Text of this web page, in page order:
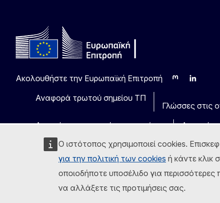
Ο ιστότοπος χρησιμοποιεί cookies.
για την πολιτική των cookies ή κάντε κλικ
οποιοδήποτε υποσέλιδο για περισσότερες
να αλλάξετε τις προτιμήσεις σας.
Ακολουθήστε την Ευρωπαϊκή Επιτροπή
MastodonLinkedIn
Αναφορά τρωτού σημείου ΤΠ
Γλώσσες στις
Ανακοίνωση νομικού περιεχομένου